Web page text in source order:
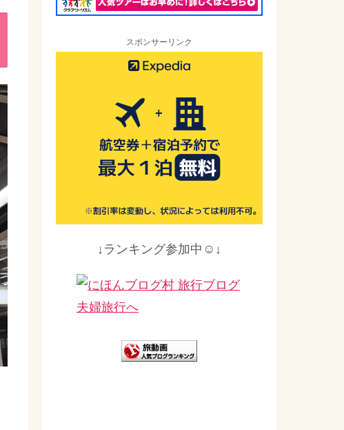
スポンサーリンク
↓ランキング参加中☺↓